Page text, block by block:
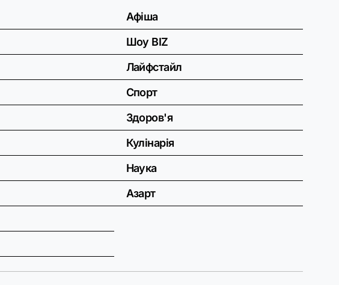
Афіша
Шоу BIZ
Лайфстайл
Спорт
Здоров'я
Кулінарія
Наука
Азарт